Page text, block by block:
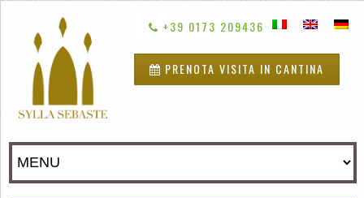
+39 0173 209436
PRENOTA VISITA IN CANTINA